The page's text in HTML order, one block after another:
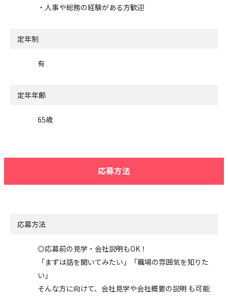
・人事や総務の経験がある方歓迎
定年制
有
定年年齢
65歳
応募方法
応募方法
◎応募前の見学・会社説明もOK！
「まずは話を聞いてみたい」「職場の雰囲気を知りた
い」
そんな方に向けて、会社見学や会社概要の説明 も可能